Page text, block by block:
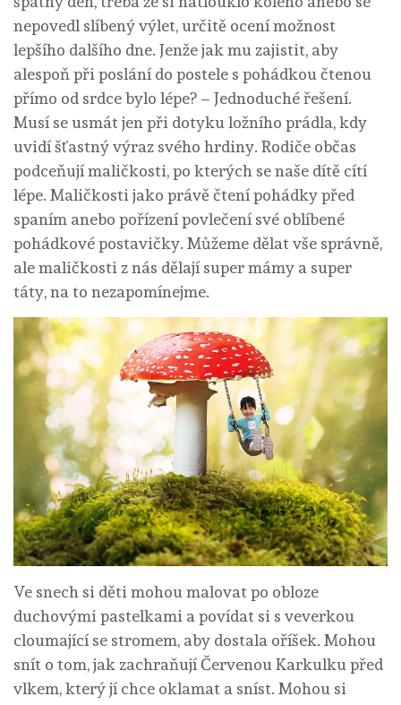
nepovedl slíbený výlet, určitě ocení možnost
lepšího dalšího dne. Jenže jak mu zajistit, aby
alespoň při poslání do postele s pohádkou čtenou
přímo od srdce bylo lépe? – Jednoduché řešení.
Musí se usmát jen při dotyku ložního prádla, kdy
uvidí šťastný výraz svého hrdiny. Rodiče občas
podceňují maličkosti, po kterých se naše dítě cítí
lépe. Maličkosti jako právě čtení pohádky před
spaním anebo pořízení povlečení své oblíbené
pohádkové postavičky. Můžeme dělat vše správně,
ale maličkosti z nás dělají super mámy a super
táty, na to nezapomínejme.
Ve snech si děti mohou malovat po obloze
duchovými pastelkami a povídat si s veverkou
cloumající se stromem, aby dostala oříšek. Mohou
snít o tom, jak zachraňují Červenou Karkulku před
vlkem, který jí chce oklamat a sníst. Mohou si